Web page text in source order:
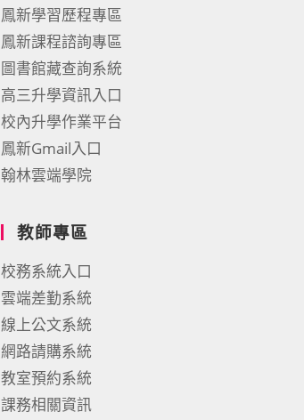
鳳新學習歷程專區
鳳新課程諮詢專區
圖書館藏查詢系統
高三升學資訊入口
校內升學作業平台
鳳新Gmail入口
翰林雲端學院
教師專區
校務系統入口
雲端差勤系統
線上公文系統
網路請購系統
教室預約系統
課務相關資訊